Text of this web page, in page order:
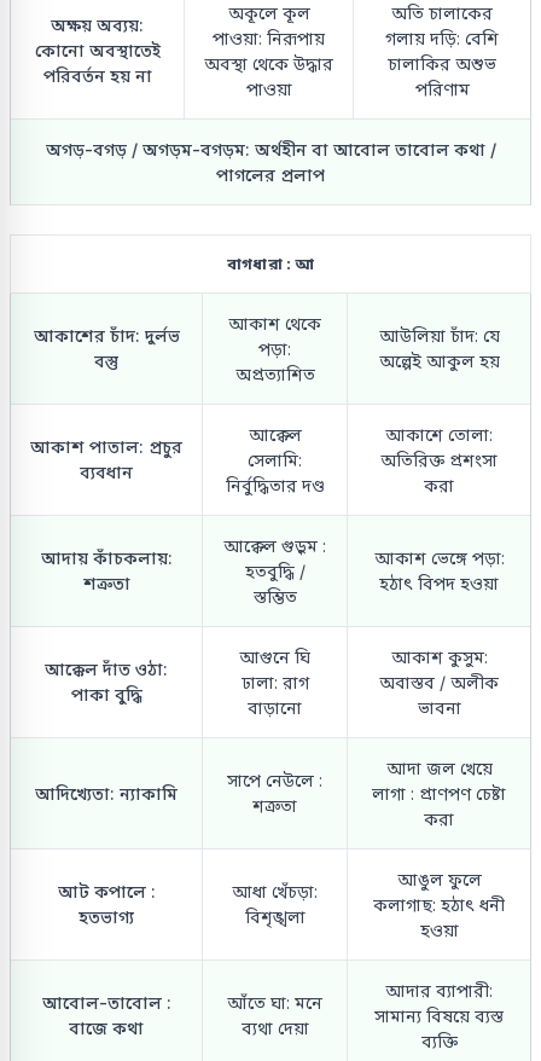
অক্ষয় অব্যয়:
কোনো অবস্থাতেই
পরিবর্তন হয় না
অকূলে কূল
পাওয়া: নিরূপায়
অবস্থা থেকে উদ্ধার
পাওয়া
অতি চালাকের
গলায় দড়ি: বেশি
চালাকির অশুভ
পরিণাম
অগড়-বগড় / অগড়ম-বগড়ম: অর্থহীন বা আবোল তাবোল কথা /
পাগলের প্রলাপ
বাগধারা : আ
আকাশের চাঁদ: দুর্লভ
বস্তু
আকাশ থেকে
পড়া:
অপ্রত্যাশিত
আউলিয়া চাঁদ: যে
অল্পেই আকুল হয়
আকাশ পাতাল: প্রচুর
ব্যবধান
আক্কেল
সেলামি:
নির্বুদ্ধিতার দণ্ড
আকাশে তোলা:
অতিরিক্ত প্রশংসা
করা
আদায় কাঁচকলায়:
শত্রুতা
আক্কেল গুড়ুম :
হতবুদ্ধি /
স্তম্ভিত
আকাশ ভেঙ্গে পড়া:
হঠাৎ বিপদ হওয়া
আক্কেল দাঁত ওঠা:
পাকা বুদ্ধি
আগুনে ঘি
ঢালা: রাগ
বাড়ানো
আকাশ কুসুম:
অবাস্তব / অলীক
ভাবনা
আদিখ্যেতা: ন্যাকামি
সাপে নেউলে :
শত্রুতা
আদা জল খেয়ে
লাগা : প্রাণপণ চেষ্টা
করা
আট কপালে :
হতভাগ্য
আধা খেঁচড়া:
বিশৃঙ্খলা
আঙুল ফুলে
কলাগাছ: হঠাৎ ধনী
হওয়া
আবোল-তাবোল :
বাজে কথা
আঁতে ঘা: মনে
ব্যথা দেয়া
আদার ব্যাপারী:
সামান্য বিষয়ে ব্যস্ত
ব্যক্তি